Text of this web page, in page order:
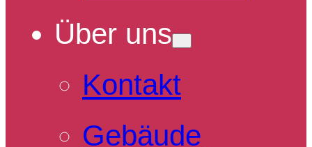
Über uns
Kontakt
Gebäude